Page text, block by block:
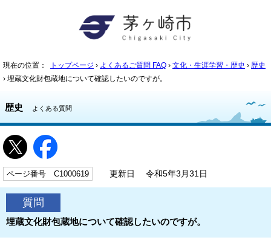
現在の位置： トップページ › よくあるご質問 FAQ › 文化・生涯学習・歴史 › 歴史
› 埋蔵文化財包蔵地について確認したいのですが。
歴史 よくある質問
ページ番号 C1000619 更新日 令和5年3月31日
質問
埋蔵文化財包蔵地について確認したいのですが。